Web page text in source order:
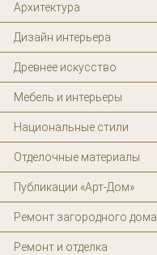
Архитектура
Дизайн интерьера
Древнее искусство
Мебель и интерьеры
Национальные стили
Отделочные материалы
Публикации «Арт-Дом»
Ремонт загородного дома
Ремонт и отделка